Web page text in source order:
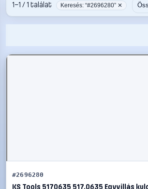
1–1 / 1 találat Keresés: “#2696280” ✕
#2696280
KS Tools 5170635 517.0635 Egyvillás